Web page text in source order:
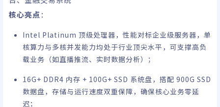
核心亮点 ：
Intel Platinum 顶级处理器，性能对标企业级服务器，单
核算力与多核并发能力均处于行业顶尖水平，可支撑高负
载业务（如直播推流、实时数据分析）；
16G+ DDR4 内存 + 100G+ SSD 系统盘，搭配 900G SSD
数据盘，存储与运行速度双重保障，确保核心业务零延
迟；